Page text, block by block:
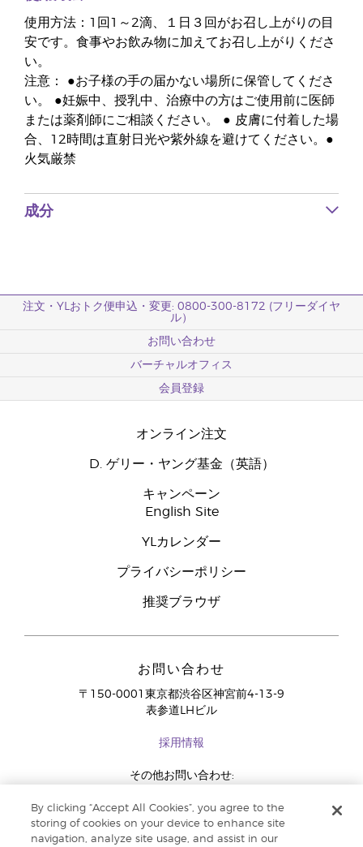
使用方法：1回1～2滴、１日３回がお召し上がりの目
安です。食事やお飲み物に加えてお召し上がりくださ
い。
注意： ●お子様の手の届かない場所に保管してくださ
い。 ●妊娠中、授乳中、治療中の方はご使用前に医師
または薬剤師にご相談ください。 ● 皮膚に付着した場
合、12時間は直射日光や紫外線を避けてください。●
火気厳禁
成分
注文・YLおトク便申込・変更: 0800-300-8172 (フリーダイヤ
ル）
お問い合わせ
バーチャルオフィス
会員登録
オンライン注文
D. ゲリー・ヤング基金（英語）
キャンペーン
English Site
YLカレンダー
プライバシーポリシー
推奨ブラウザ
お問い合わせ
〒150-0001東京都渋谷区神宮前4-13-9
表参道LHビル
採用情報
その他お問い合わせ:
By clicking “Accept All Cookies”, you agree to the
storing of cookies on your device to enhance site
navigation, analyze site usage, and assist in our